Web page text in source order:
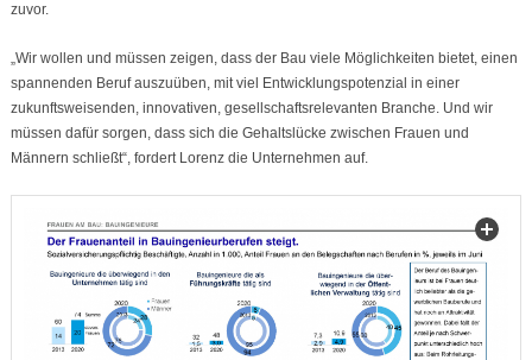
zuvor.
„Wir wollen und müssen zeigen, dass der Bau viele Möglichkeiten bietet, einen
spannenden Beruf auszuüben, mit viel Entwicklungspotenzial in einer
zukunftsweisenden, innovativen, gesellschaftsrelevanten Branche. Und wir
müssen dafür sorgen, dass sich die Gehaltslücke zwischen Frauen und
Männern schließt“, fordert Lorenz die Unternehmen auf.